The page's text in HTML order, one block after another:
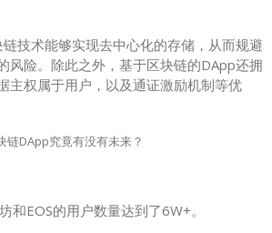
技术能够实现去中心化的存储，从而规避
风险。除此之外，基于区块链的DApp还拥
主权属于用户，以及通证激励机制等优
和EOS的用户数量达到了6W+。